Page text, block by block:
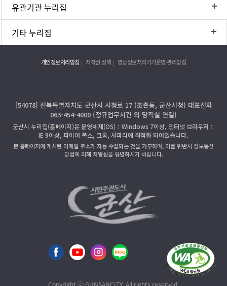
유관기관 누리집
기타 누리집
개인정보처리방침 저작권 정책 영상정보처리기기운영·관리방침
[54078] 전북특별자치도 군산시 시청로 17 (조촌동, 군산시청) 대표전화
063-454-4000 (정규업무시간 외 당직실 연결)
군산시 누리집(홈페이지)은 운영체제(OS)：Windows 7이상, 인터넷 브라우저：
IE 9이상, 파이어 폭스, 크롬, 사파리에 최적화 되어있습니다.
본 홈페이지에 게시된 이메일 주소가 자동 수집되는 것을 거부하며, 이를 위반시 정보통신
망법에 의해 처벌됨을 유념하시기 바랍니다.